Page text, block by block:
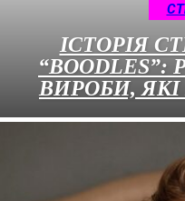
ІСТОРІЯ
ВИРОБИ,